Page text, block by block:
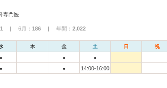
専門医
| 6月： 186 | 年間： 2,022
木 金 土 日 祝
● ●
●
● ● 14:00-16:00